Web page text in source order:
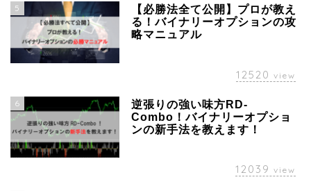
5
【必勝法全て公開】プロが教え
る！バイナリーオプションの攻
略マニュアル
12520 view
6
逆張りの強い味方RD-
Combo！バイナリーオプショ
ンの新手法を教えます！
12039 view